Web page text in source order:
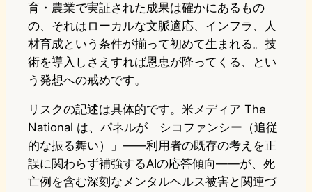
育・農業で実証された成果は確かにあるもの
の、それはローカルな文脈適応、インフラ、人
材育成という条件が揃って初めて生まれる。技
術を導入しさえすれば恩恵が降ってくる、とい
う発想への戒めです。
リスクの記述は具体的です。米メディア The
National は、パネルが「シコファンシー（追従
的な振る舞い）」——利用者の既存の考えを正
誤に関わらず補強するAIの応答傾向——が、死
亡例を含む深刻なメンタルヘルス被害と関連づ